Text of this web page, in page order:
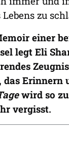
zu
einer
legt Eli
Erinnern
wird so
vergisst.